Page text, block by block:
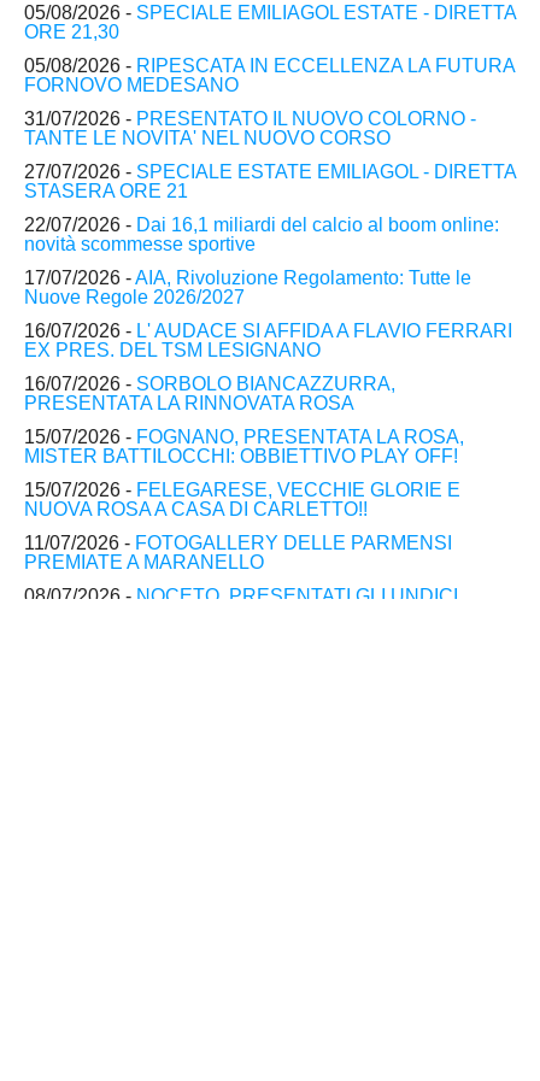
05/08/2026 - SPECIALE EMILIAGOL ESTATE - DIRETTA
ORE 21,30
05/08/2026 - RIPESCATA IN ECCELLENZA LA FUTURA
FORNOVO MEDESANO
31/07/2026 - PRESENTATO IL NUOVO COLORNO -
TANTE LE NOVITA' NEL NUOVO CORSO
27/07/2026 - SPECIALE ESTATE EMILIAGOL - DIRETTA
STASERA ORE 21
22/07/2026 - Dai 16,1 miliardi del calcio al boom online:
novità scommesse sportive
17/07/2026 -AIA, Rivoluzione Regolamento: Tutte le
Nuove Regole 2026/2027
16/07/2026 - L' AUDACE SI AFFIDA A FLAVIO FERRARI
EX PRES. DEL TSM LESIGNANO
16/07/2026 - SORBOLO BIANCAZZURRA,
PRESENTATA LA RINNOVATA ROSA
15/07/2026 - FOGNANO, PRESENTATA LA ROSA,
MISTER BATTILOCCHI: OBBIETTIVO PLAY OFF!
15/07/2026 - FELEGARESE, VECCHIE GLORIE E
NUOVA ROSA A CASA DI CARLETTO!!
11/07/2026 - FOTOGALLERY DELLE PARMENSI
PREMIATE A MARANELLO
08/07/2026 - NOCETO, PRESENTATI GLI UNDICI